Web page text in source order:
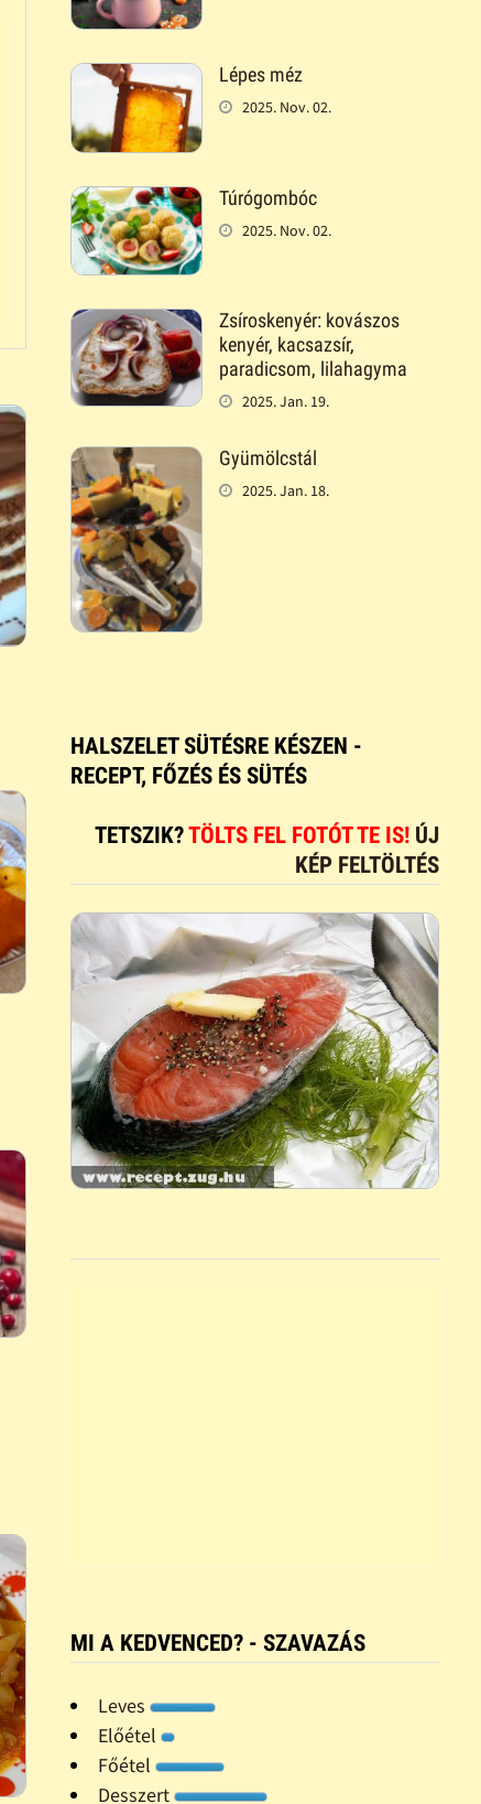
Lépes méz
2025. Nov. 02.
Túrógombóc
2025. Nov. 02.
Zsíroskenyér: kovászos
kenyér, kacsazsír,
paradicsom, lilahagyma
2025. Jan. 19.
Gyümölcstál
2025. Jan. 18.
HALSZELET SÜTÉSRE KÉSZEN -
RECEPT, FŐZÉS ÉS SÜTÉS
TETSZIK?TÖLTS FEL FOTÓT TE IS! ÚJ
KÉP FELTÖLTÉS
MI A KEDVENCED? - SZAVAZÁS
Leves
Előétel
Főétel
Desszert